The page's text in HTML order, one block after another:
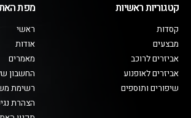
קטגוריות ראשיות
קסדות
מבצעים
אביזרים לרוכב
אביזרים לאופנוע
שיפורים ותוספים
מפת
ראשי
אודות
מאמרים
החשבון
רשימת
הצהרת